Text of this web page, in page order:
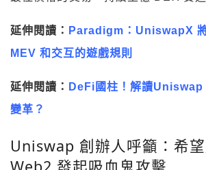
延伸閱讀： Paradigm：UniswapX
MEV 和交互的遊戲規則
延伸閱讀： DeFi國柱！解讀Uniswap
變革？
Uniswap 創辦人呼籲：希